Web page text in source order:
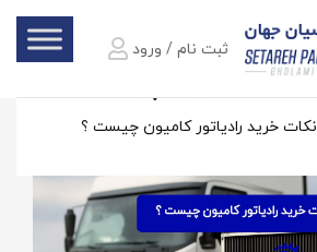
ثبت نام / ورود
نکات خرید رادیاتور کامیون چیست ؟